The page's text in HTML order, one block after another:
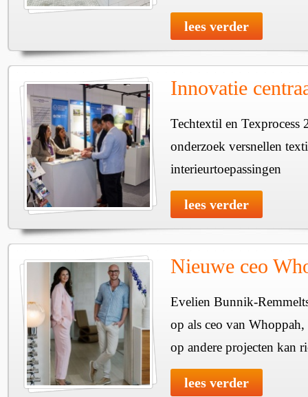
lees verder
Innovatie
Techtextil en
onderzoek versnellen
interieurtoepassingen
lees verder
Nieuwe ceo
Evelien Bunnik-
op als ceo van
op andere projecten kan
lees verder